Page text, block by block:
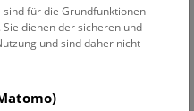
für die Grundfunktionen
dienen der sicheren und
und sind daher nicht